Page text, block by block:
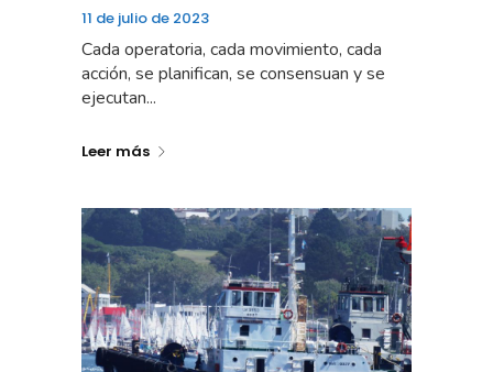
11 de julio de 2023
Cada operatoria, cada movimiento, cada
acción, se planifican, se consensuan y se
ejecutan...
Leer más